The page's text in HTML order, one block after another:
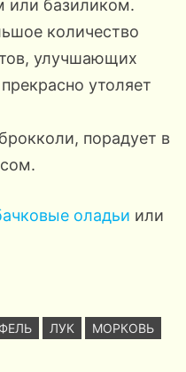
или базиликом.
количество
улучшающих
утоляет
порадует в
оладьи или
ЛУК МОРКОВЬ